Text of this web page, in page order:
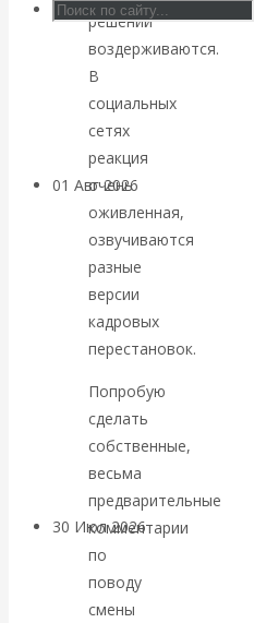
блокировки
банковских
счетов
01 Авг 2026
ВАлентин
Катасонов.
Саммит НАТО в
Турции: Drang
nach Osten
30 Июл 2026Банки
Валентин
решений
воздерживаются.
В
социальных
сетях
реакция
очень
оживленная,
озвучиваются
разные
версии
кадровых
перестановок.
Попробую
сделать
собственные,
весьма
предварительные
комментарии
по
поводу
смены